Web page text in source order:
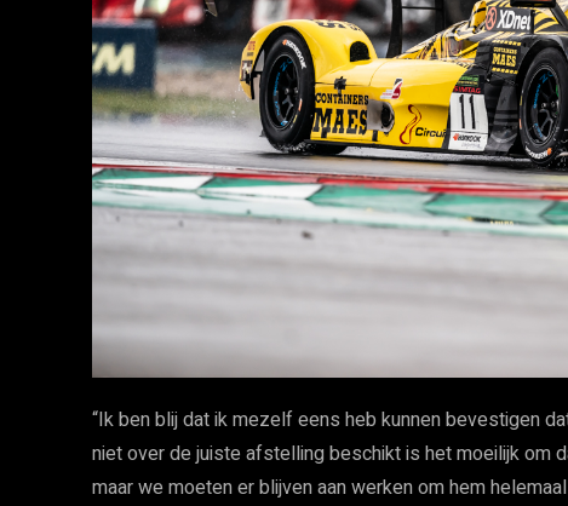
“Ik ben blij dat ik mezelf eens heb kunnen bevestigen
niet over de juiste afstelling beschikt is het moeilijk om
maar we moeten er blijven aan werken om hem